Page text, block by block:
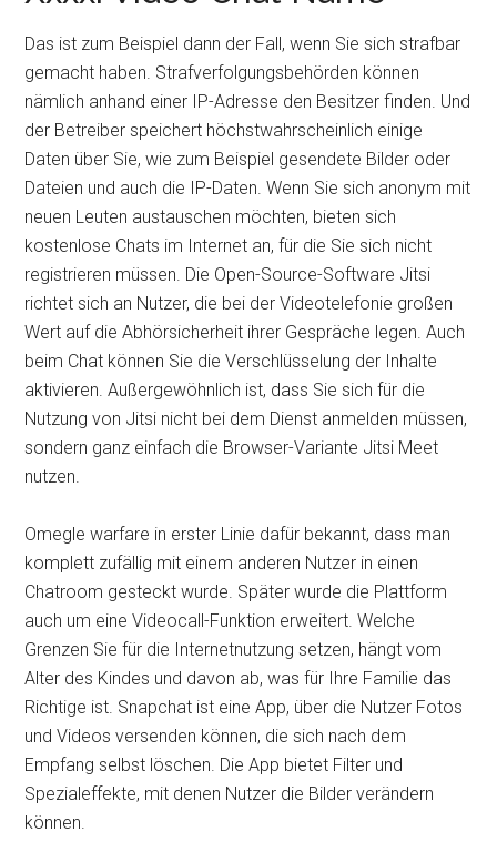
Das ist zum Beispiel dann der Fall, wenn Sie sich strafbar
gemacht haben. Strafverfolgungsbehörden können
nämlich anhand einer IP-Adresse den Besitzer finden. Und
der Betreiber speichert höchstwahrscheinlich einige
Daten über Sie, wie zum Beispiel gesendete Bilder oder
Dateien und auch die IP-Daten. Wenn Sie sich anonym mit
neuen Leuten austauschen möchten, bieten sich
kostenlose Chats im Internet an, für die Sie sich nicht
registrieren müssen. Die Open-Source-Software Jitsi
richtet sich an Nutzer, die bei der Videotelefonie großen
Wert auf die Abhörsicherheit ihrer Gespräche legen. Auch
beim Chat können Sie die Verschlüsselung der Inhalte
aktivieren. Außergewöhnlich ist, dass Sie sich für die
Nutzung von Jitsi nicht bei dem Dienst anmelden müssen,
sondern ganz einfach die Browser-Variante Jitsi Meet
nutzen.
Omegle warfare in erster Linie dafür bekannt, dass man
komplett zufällig mit einem anderen Nutzer in einen
Chatroom gesteckt wurde. Später wurde die Plattform
auch um eine Videocall-Funktion erweitert. Welche
Grenzen Sie für die Internetnutzung setzen, hängt vom
Alter des Kindes und davon ab, was für Ihre Familie das
Richtige ist. Snapchat ist eine App, über die Nutzer Fotos
und Videos versenden können, die sich nach dem
Empfang selbst löschen. Die App bietet Filter und
Spezialeffekte, mit denen Nutzer die Bilder verändern
können.